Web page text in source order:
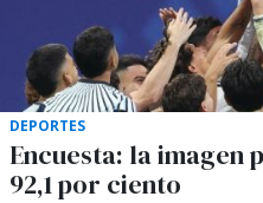
DEPORTES
Encuesta: la imagen
92,1 por ciento